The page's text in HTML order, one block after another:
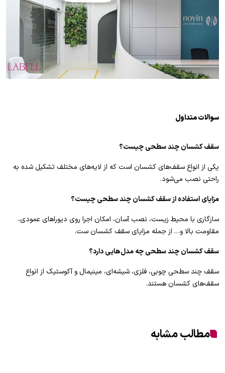
سوالات متداول
سقف کشسان چند سطحی چیست؟
یکی از انواع سقف‌های کشسان است که از لایه‌های مختلف تشکیل شده به
راحتی نصب می‌شود.
مزایای استفاده از سقف کشسان چند سطحی چیست؟
سازگاری با محیط زیست، نصب آسان، امکان اجرا روی دیوراهای عمودی،
مقاومت بالا و… از جمله مزایای سقف کشسان ست.
سقف کشسان چند سطحی چه مدل‌هایی دارد؟
سقف چند سطحی چوبی، فلزی، شیشه‌ای، مینیمال و آکوستیک از انواع
سقف‌های کشسان هستند.
مطالب مشابه